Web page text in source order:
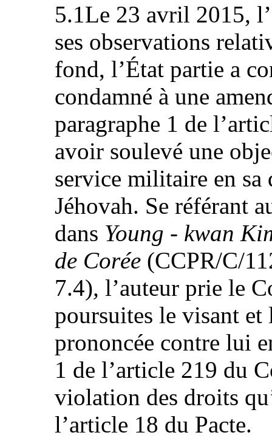
5.1Le 23 avril 2015,
ses observations
fond, l’État partie a
condamné à une
paragraphe 1 de
avoir soulevé une
service militaire en
Jéhovah. Se référant
dans Young - kwan
de Corée (CCPR/C/
7.4), l’auteur prie le
poursuites le visant
prononcée contre lui
1 de l’article 219 du
violation des droits
l’article 18 du Pacte.